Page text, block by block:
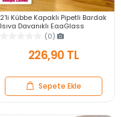
2'li Kübbe Kapaklı Pipetli Bardak
Isıya Dayanıklı EggGlass
İskandinav Kahve Sunum
Bardağı 430ml Set
(0)
226,90 TL
Sepete Ekle